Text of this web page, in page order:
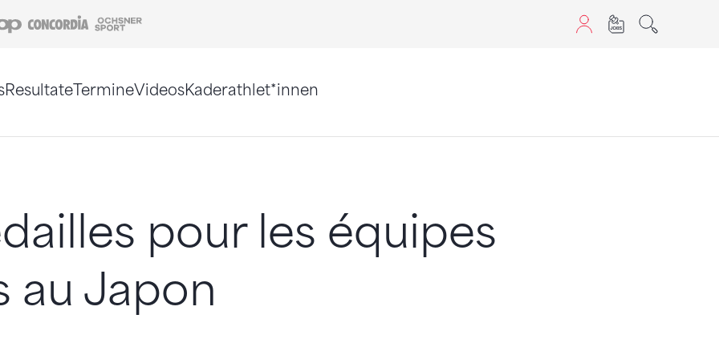
Coop Concordia
ResultateTermineVideosKaderathlet*innen
pour les équipes
au Japon